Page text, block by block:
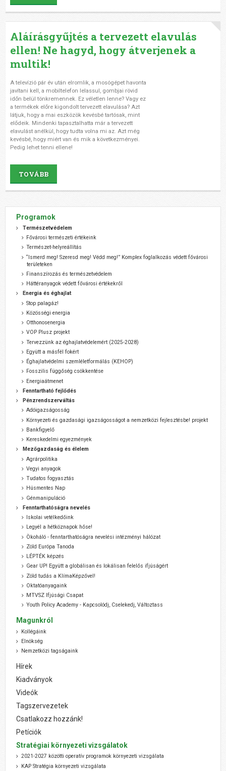
Aláírásgyűjtés a tervezett elavulás
ellen! Ne hagyd, hogy átverjenek a
multik!
A televízió pár év után elromlik, a mosógépet havonta
javítani kell, a mobiltelefon lelassul, gombjai rövid
időn belül tönkremennek. Ez véletlen lenne? Vagy ez
a termékek előre kigondolt tervezett elavulása? Azt
látjuk, hogy a mai eszközök kevésbé tartósak, mint
elődeik. Mindenki tapasztalhatta már a tervezett
elavulást anélkül, hogy tudta volna mi az. Azt még
kevésbé, hogy miért van és mik a következményei.
Pedig lehet tenni ellene!
TOVÁBB
Programok
Természetvédelem
Fővárosi természeti értékeink
Természet-helyreállítás
“Ismerd meg! Szeresd meg! Védd meg!” Komplex foglalkozás védett fővárosi
területeken
Finanszírozás és természetvédelem
Háttéranyagok védett fővárosi értékekről
Energia és éghajlat
Stop palagáz!
Közösségi energia
Otthonosenergia
VOP Plusz projekt
Tervezzünk az éghajlatvédelemért (2025-2028)
Együtt a másfél fokért
Éghajlatvédelmi szemléletformálás (KEHOP)
Fosszilis függőség csökkentése
Energiaátmenet
Fenntartható fejlődés
Pénzrendszerváltás
Adóigazságosság
Környezeti és gazdasági igazságosságot a nemzetközi fejlesztésbe! projekt
Bankfigyelő
Kereskedelmi egyezmények
Mezőgazdaság és élelem
Agrárpolitika
Vegyi anyagok
Tudatos fogyasztás
Húsmentes Nap
Génmanipuláció
Fenntarthatóságra nevelés
Iskolai vetélkedőink
Legyél a hétköznapok hőse!
Ökoháló - fenntarthatóságra nevelési intézményi hálózat
Zöld Európa Tanoda
LÉPTÉK képzés
Gear UP! Együtt a globálisan és lokálisan felelős ifjúságért
Zöld tudás a KlímaKépzővel!
Oktatóanyagaink
MTVSZ Ifjúsági Csapat
Youth Policy Academy - Kapcsolódj, Cselekedj, Változtass
Magunkról
Kollégáink
Elnökség
Nemzetközi tagságaink
Hírek
Kiadványok
Videók
Tagszervezetek
Csatlakozz hozzánk!
Petíciók
Stratégiai környezeti vizsgálatok
2021-2027 közötti operatív programok környezeti vizsgálata
KAP Stratégia környezeti vizsgálata